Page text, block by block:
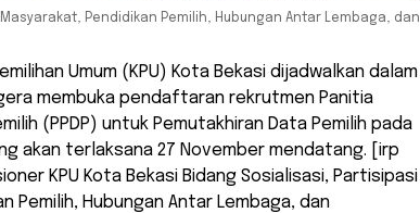
Pendidikan Pemilih, Hubungan Antar Lembaga, dan
Pemilihan Umum (KPU) Kota Bekasi dijadwalkan dalam
membuka pendaftaran rekrutmen Panitia
(PPDP) untuk Pemutakhiran Data Pemilih pada
akan terlaksana 27 November mendatang. [irp
KPU Kota Bekasi Bidang Sosialisasi, Partisipasi
Pemilih, Hubungan Antar Lembaga, dan